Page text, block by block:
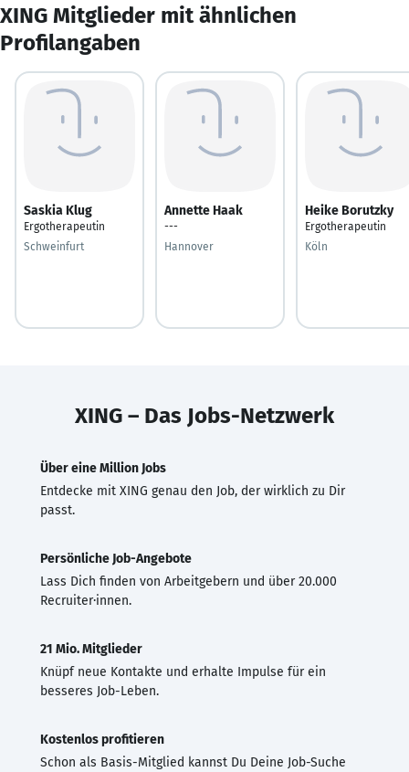
XING Mitglieder mit ähnlichen
Profilangaben
Saskia Klug
Ergotherapeutin
Schweinfurt
Annette Haak
---
Hannover
Heike Borutzky
Ergotherapeutin
Köln
XING – Das Jobs-Netzwerk
Über eine Million Jobs
Entdecke mit XING genau den Job, der wirklich zu Dir
passt.
Persönliche Job-Angebote
Lass Dich finden von Arbeitgebern und über 20.000
Recruiter·innen.
21 Mio. Mitglieder
Knüpf neue Kontakte und erhalte Impulse für ein
besseres Job-Leben.
Kostenlos profitieren
Schon als Basis-Mitglied kannst Du Deine Job-Suche